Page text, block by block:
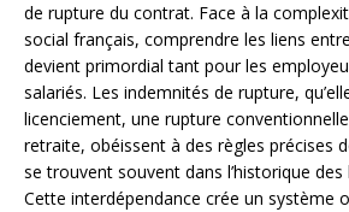
de rupture du contrat. Face à la
social français, comprendre les liens
devient primordial tant pour les
salariés. Les indemnités de rupture,
licenciement, une rupture
retraite, obéissent à des règles précises
se trouvent souvent dans l’historique des
Cette interdépendance crée un système